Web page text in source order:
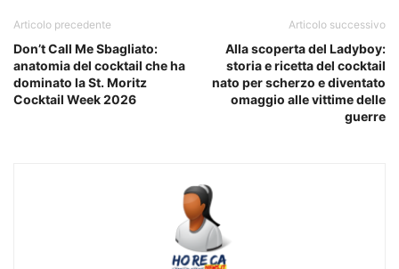
Articolo precedente
Don’t Call Me Sbagliato:
anatomia del cocktail che ha
dominato la St. Moritz
Cocktail Week 2026
Articolo successivo
Alla scoperta del Ladyboy:
storia e ricetta del cocktail
nato per scherzo e diventato
omaggio alle vittime delle
guerre